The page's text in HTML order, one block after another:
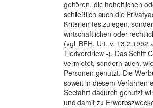
gehören, die hoheitlichen
schließlich auch die
Kriterien festzulegen,
wirtschaftlichen oder
(vgl. BFH, Urt. v. 13.2.1992
Tiedverdriew -). Das Schiff
vermietet, sondern auch,
Personen genutzt. Die
soweit in diesem Verfahren
Seefahrt dadurch genutzt
und damit zu